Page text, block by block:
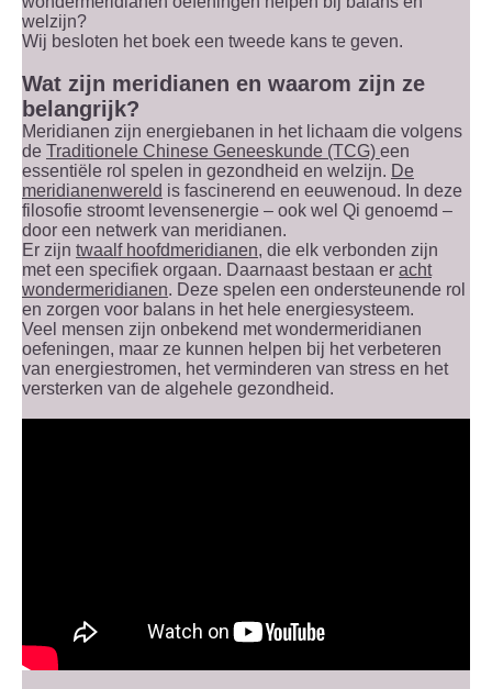
welzijn?
Wij besloten het boek een tweede kans te geven.
Wat zijn meridianen en waarom zijn ze
belangrijk?
Meridianen zijn energiebanen in het lichaam die volgens
de Traditionele Chinese Geneeskunde (TCG) een
essentiële rol spelen in gezondheid en welzijn. De
meridianenwereld is fascinerend en eeuwenoud. In deze
filosofie stroomt levensenergie – ook wel Qi genoemd –
door een netwerk van meridianen.
Er zijn twaalf hoofdmeridianen, die elk verbonden zijn
met een specifiek orgaan. Daarnaast bestaan er acht
wondermeridianen. Deze spelen een ondersteunende rol
en zorgen voor balans in het hele energiesysteem.
Veel mensen zijn onbekend met wondermeridianen
oefeningen, maar ze kunnen helpen bij het verbeteren
van energiestromen, het verminderen van stress en het
versterken van de algehele gezondheid.